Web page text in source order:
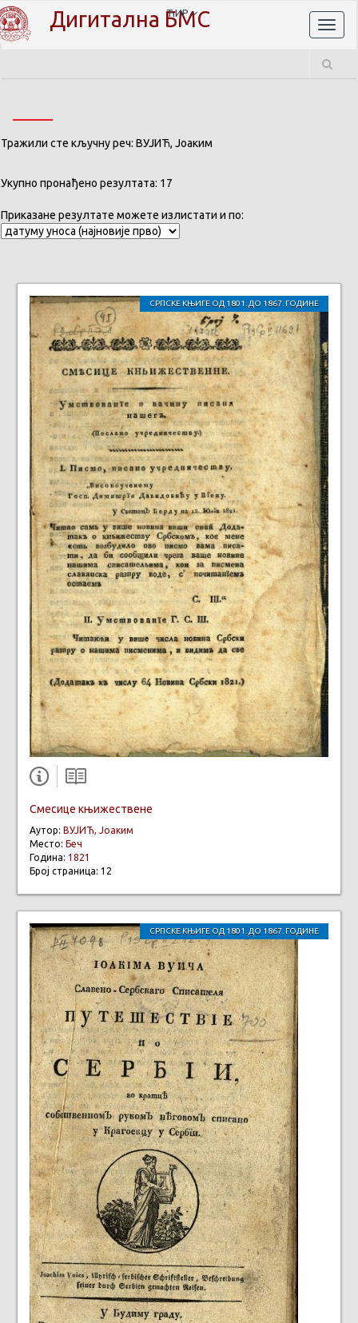
Дигитална БМС
ЋИР
Тражили сте кључну реч: ВУЈИЋ, Јоаким
Укупно пронађено резултата: 17
Приказане резултате можете излистати и по:
СРПСКЕ КЊИГЕ ОД 1801. ДО 1867. ГОДИНЕ
Смесице књижествене
Аутор: ВУЈИЋ, Јоаким
Место: Беч
Година: 1821
Број страница: 12
СРПСКЕ КЊИГЕ ОД 1801. ДО 1867. ГОДИНЕ